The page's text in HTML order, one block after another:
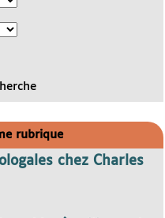
rubrique
chez Charles